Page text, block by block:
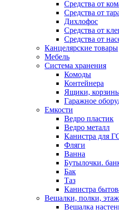
Средства от
Средства от
Дихлофос
Средства от
Средства от
Канцелярские товары
Мебель
Система хранения
Комоды
Контейнера
Ящики,
Гаражное
Емкости
Ведро пластик
Ведро металл
Канистра для
Фляги
Ванна
Бутылочки.
Бак
Таз
Канистра
Вешалки, полки,
Вешалка